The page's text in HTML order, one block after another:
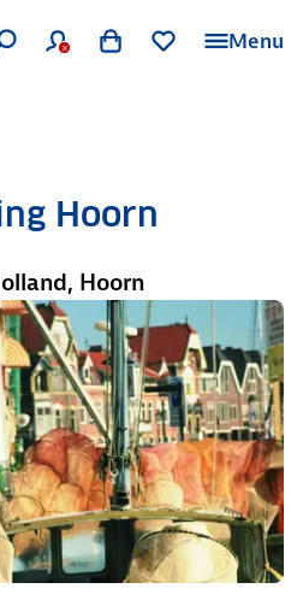
Menu
Hoorn
Hoorn